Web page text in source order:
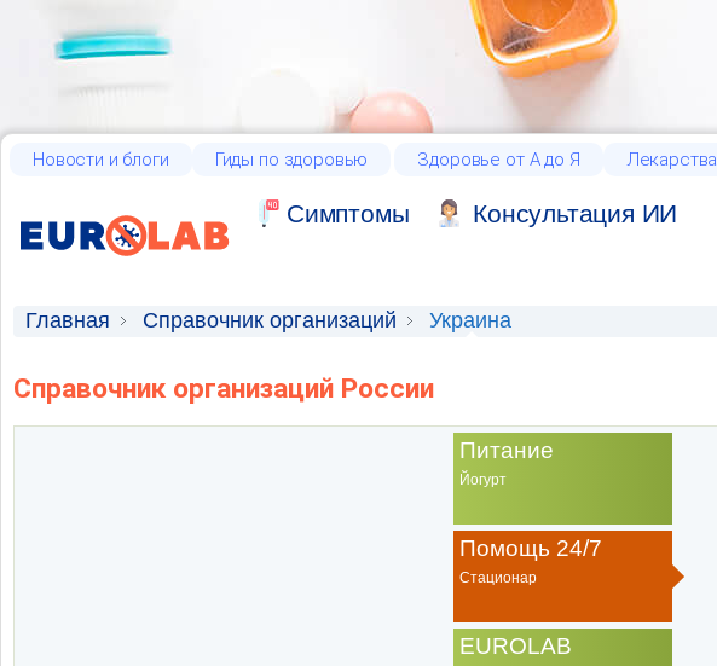
Новости и блоги Гиды по здоровью Здоровье от А до Я Лекарства
Cимптомы Консультация ИИ
Главная Справочник организаций Украина
Справочник организаций России
Питание
Йогурт
Помощь 24/7
Стационар
EUROLAB